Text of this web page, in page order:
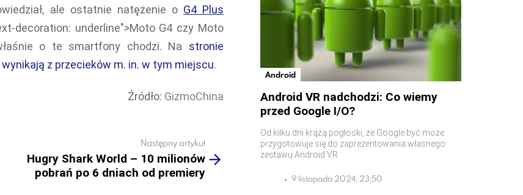
ale ostatnie natężenie o G4 Plus
decoration: underline">Moto G4 czy Moto
o te smartfony chodzi. Na stronie
z przecieków m. in. w tym miejscu.
Źródło: GizmoChina
Następny artykuł
Hugry Shark World – 10 milionów
pobrań po 6 dniach od premiery
Android
Android VR nadchodzi: Co wiemy
przed Google I/O?
Od kilku dni krążą pogłoski, że Google być może
przygotowuje się do zaprezentowania własnego
zestawu Android VR
9 listopada 2024, 23:50